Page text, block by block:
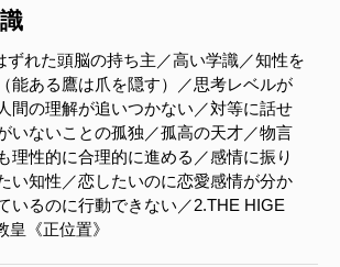
ずれた頭脳の持ち主／高い学識／知性を
能ある鷹は爪を隠す）／思考レベルが
間の理解が追いつかない／対等に話せ
いないことの孤独／孤高の天才／物言
理性的に合理的に進める／感情に振り
い知性／恋したいのに恋愛感情が分か
いるのに行動できない／2.THE HIGE
皇《正位置》